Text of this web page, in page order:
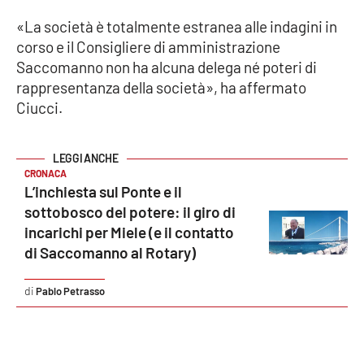
Cultura
Economia e Lavoro
Politica
Sanità
Società
Sport
RUBRICHE
«La società è totalmente estranea alle indagini in
corso e il Consigliere di amministrazione
Saccomanno non ha alcuna delega né poteri di
rappresentanza della società», ha affermato
Ciucci.
CRONACA
L’inchiesta sul Ponte e il
sottobosco del potere: il giro di
incarichi per Miele (e il contatto
di Saccomanno al Rotary)
Pablo Petrasso